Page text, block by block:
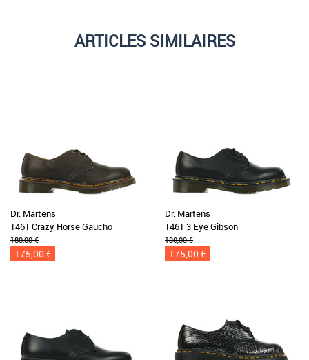
ARTICLES SIMILAIRES
Dr. Martens
1461 Crazy Horse Gaucho
180,00 €
175,00 €
Dr. Martens
1461 3 Eye Gibson
180,00 €
175,00 €